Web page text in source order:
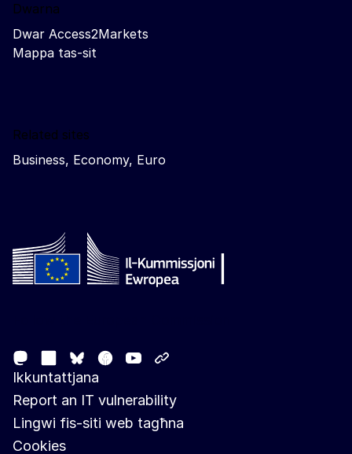
Dwarna
Dwar Access2Markets
Mappa tas-sit
Related sites
Business, Economy, Euro
MastodonLinkedIn
Bluesky
Facebook
Youtube
Ikkuntattjana
Report an IT vulnerability
Lingwi fis-siti web tagħna
Cookies